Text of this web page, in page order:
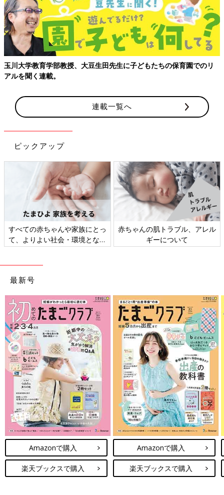
玉川大学教育学部教授、大豆生田先生に子どもたちの保育園でのリ
アルを聞く連載。
連載一覧へ
ピックアップ
すべての赤ちゃんや家族にとっ
て、よりよい社会・環境となる
ことをめざしてさまざまな課題
赤ちゃんの肌トラブル、アレル
ギーについて
最新号
Amazonで購入
楽天ブックスで購入
Amazonで購入
楽天ブックスで購入